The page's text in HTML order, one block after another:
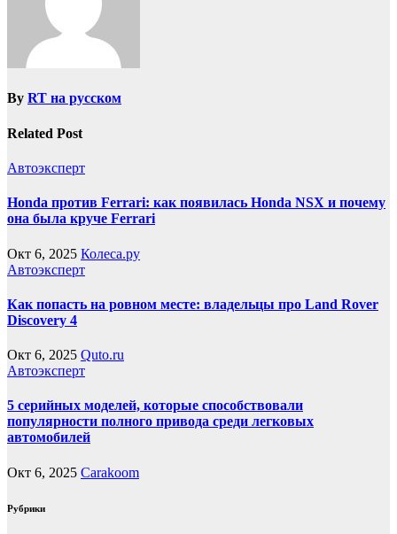
By RT на русском
Related Post
Автоэксперт
Honda против Ferrari: как появилась Honda NSX и почему
она была круче Ferrari
Окт 6, 2025 Колеса.ру
Автоэксперт
Как попасть на ровном месте: владельцы про Land Rover
Discovery 4
Окт 6, 2025 Quto.ru
Автоэксперт
5 серийных моделей, которые способствовали
популярности полного привода среди легковых
автомобилей
Окт 6, 2025 Carakoom
Рубрики